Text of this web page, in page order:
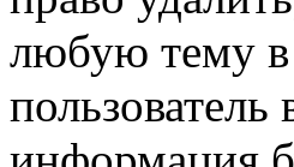
любую тему